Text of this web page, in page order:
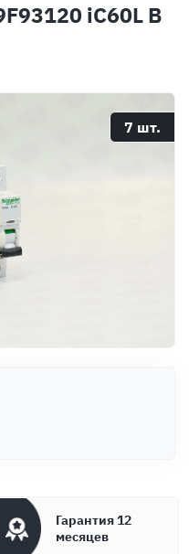
iC60L B
7 шт.
Гарантия 12
месяцев